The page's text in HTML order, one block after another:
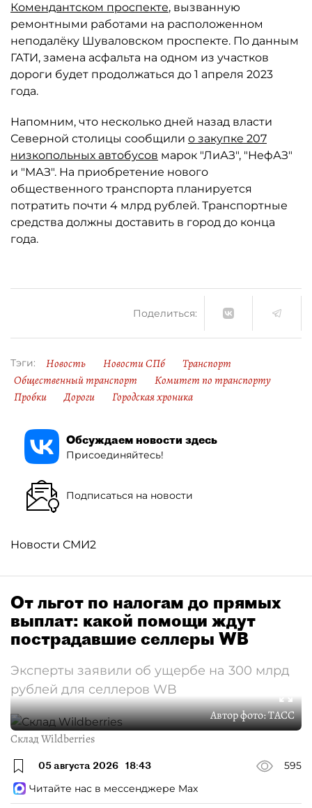
Комендантском проспекте, вызванную
ремонтными работами на расположенном
неподалёку Шуваловском проспекте. По данным
ГАТИ, замена асфальта на одном из участков
дороги будет продолжаться до 1 апреля 2023
года.
Напомним, что несколько дней назад власти
Северной столицы сообщили о закупке 207
низкопольных автобусов марок "ЛиАЗ", "НефАЗ"
и "МАЗ". На приобретение нового
общественного транспорта планируется
потратить почти 4 млрд рублей. Транспортные
средства должны доставить в город до конца
года.
Поделиться:
Тэги: Новость Новости СПб
Транспорт
Общественный транспорт
Комитет по транспорту
Пробки
Дороги Городская хроника
Обсуждаем новости здесь
Присоединяйтесь!
Подписаться на новости
Новости СМИ2
От льгот по налогам до прямых
выплат: какой помощи ждут
пострадавшие селлеры WB
Эксперты заявили об ущербе на 300 млрд
рублей для селлеров WB
Автор фото:ТАСС
Склад Wildberries
05 августа 2026 18:43
595
Читайте нас в мессенджере Max